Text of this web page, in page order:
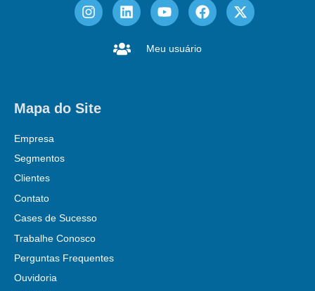
Meu usuário
Mapa do Site
Empresa
Segmentos
Clientes
Contato
Cases de Sucesso
Trabalhe Conosco
Perguntas Frequentes
Ouvidoria